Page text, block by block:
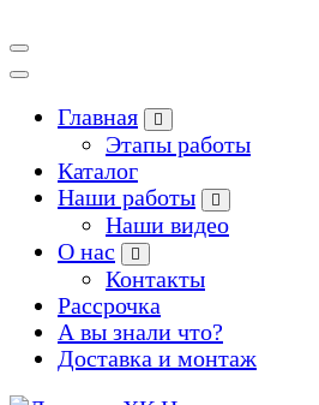
Главная
Этапы работы
Каталог
Наши работы
Наши видео
О нас
Контакты
Рассрочка
А вы знали что?
Доставка и монтаж